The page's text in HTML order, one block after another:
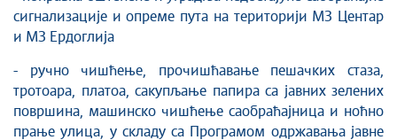
сигнализације и опреме пута на територији МЗ Центар
и МЗ Ердоглија
- ручно чишћење, прочишћавање пешачких стаза,
тротоара, платоа, сакупљање папира са јавних зелених
површина, машинско чишћење саобраћајница и ноћно
прање улица, у складу са Програмом одржавања јавне